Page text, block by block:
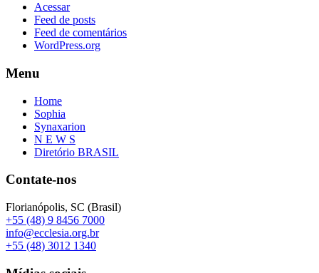
Acessar
Feed de posts
Feed de comentários
WordPress.org
Menu
Home
Sophia
Synaxarion
N E W S
Diretório BRASIL
Contate-nos
Florianópolis, SC (Brasil)
+55 (48) 9 8456 7000
info@ecclesia.org.br
+55 (48) 3012 1340